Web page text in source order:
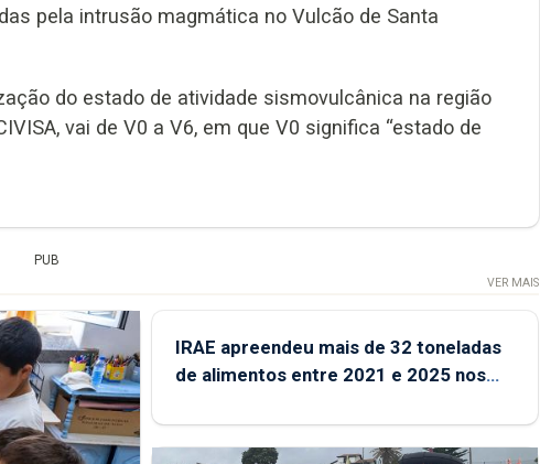
pela intrusão magmática no Vulcão de Santa
do estado de atividade sismovulcânica na região
vai de V0 a V6, em que V0 significa “estado de
PUB
VER MAIS
IRAE apreendeu mais de 32 toneladas
de alimentos entre 2021 e 2025 nos